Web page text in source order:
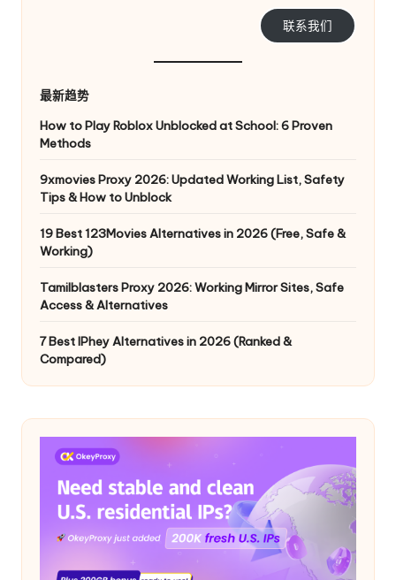
联系我们
最新趋势
How to Play Roblox Unblocked at School: 6 Proven
Methods
9xmovies Proxy 2026: Updated Working List, Safety
Tips & How to Unblock
19 Best 123Movies Alternatives in 2026 (Free, Safe &
Working)
Tamilblasters Proxy 2026: Working Mirror Sites, Safe
Access & Alternatives
7 Best IPhey Alternatives in 2026 (Ranked &
Compared)